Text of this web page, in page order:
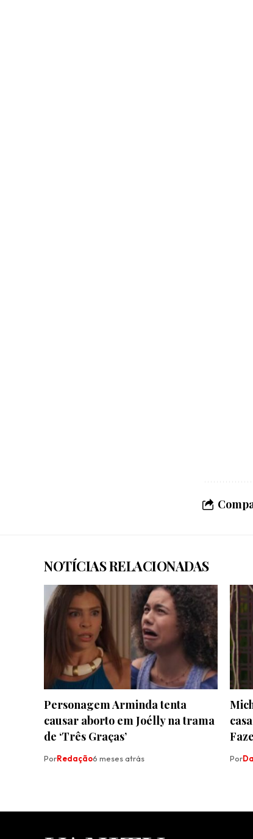
NOTÍCIAS RELACIONADAS
Personagem Arminda tenta
causar aborto em Joélly na trama
de ‘Três Graças’
PorRedação6 meses atrás Por